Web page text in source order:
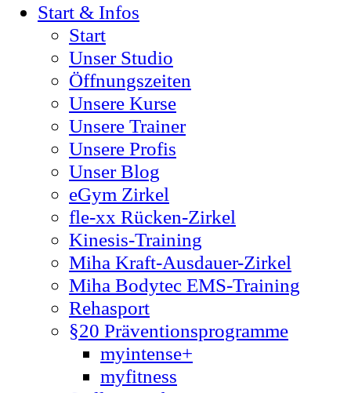
Start & Infos
Start
Unser Studio
Öffnungszeiten
Unsere Kurse
Unsere Trainer
Unsere Profis
Unser Blog
eGym Zirkel
fle-xx Rücken-Zirkel
Kinesis-Training
Miha Kraft-Ausdauer-Zirkel
Miha Bodytec EMS-Training
Rehasport
§20 Präventionsprogramme
myintense+
myfitness